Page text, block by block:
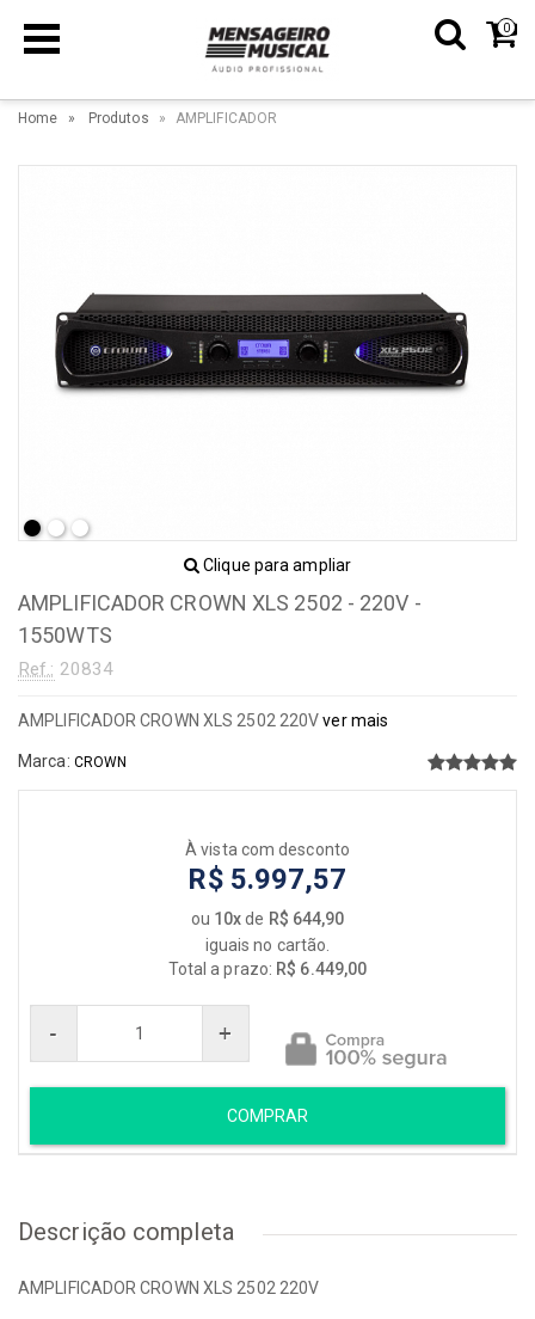
0
Home Produtos AMPLIFICADOR
Clique para ampliar
AMPLIFICADOR CROWN XLS 2502 - 220V -
1550WTS
Ref.: 20834
AMPLIFICADOR CROWN XLS 2502 220Vver mais
Marca: CROWN
À vista com desconto
R$ 5.997,57
ou 10xde R$ 644,90
iguais no cartão.
Total a prazo: R$ 6.449,00
- +
COMPRAR
Descrição completa
AMPLIFICADOR CROWN XLS 2502 220V